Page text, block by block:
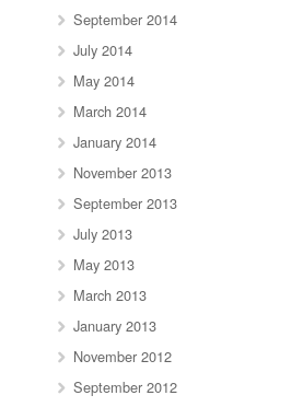
September 2014
July 2014
May 2014
March 2014
January 2014
November 2013
September 2013
July 2013
May 2013
March 2013
January 2013
November 2012
September 2012